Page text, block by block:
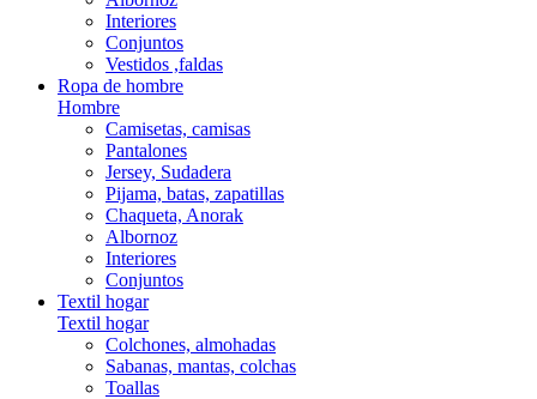
Interiores
Conjuntos
Vestidos ,faldas
Ropa de hombre
Hombre
Camisetas, camisas
Pantalones
Jersey, Sudadera
Pijama, batas, zapatillas
Chaqueta, Anorak
Albornoz
Interiores
Conjuntos
Textil hogar
Textil hogar
Colchones, almohadas
Sabanas, mantas, colchas
Toallas